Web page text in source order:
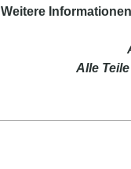
Weitere
Alle